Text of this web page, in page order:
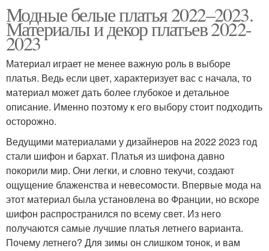
Модные белые платья 2022–2023.
Материалы и декор платьев 2022-
2023
Материал играет не менее важную роль в выборе
платья. Ведь если цвет, характеризует вас с начала, то
материал может дать более глубокое и детальное
описание. Именно поэтому к его выбору стоит подходить
осторожно.
Ведущими материалами у дизайнеров на 2022 2023 год
стали шифон и бархат. Платья из шифона давно
покорили мир. Они легки, и словно текучи, создают
ощущение блаженства и невесомости. Впервые мода на
этот материал была установлена во Франции, но вскоре
шифон распространился по всему свет. Из него
получаются самые лучшие платья летнего варианта.
Почему летнего? Для зимы он слишком тонок, и вам